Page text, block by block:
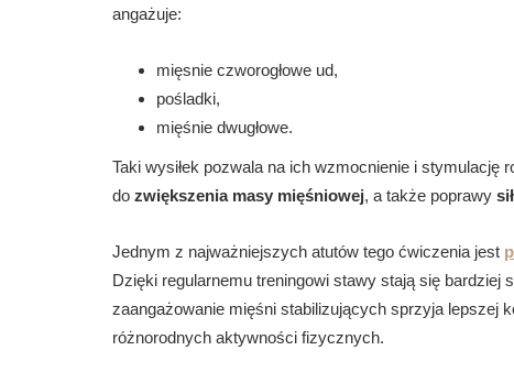
angażuje:
mięsnie czworogłowe ud,
pośladki,
mięśnie dwugłowe.
Taki wysiłek pozwala na ich wzmocnienie i
do zwiększenia masy mięśniowej, a także poprawy
Jednym z najważniejszych atutów tego ćwiczenia jest
Dzięki regularnemu treningowi stawy stają się
zaangażowanie mięśni stabilizujących sprzyja lepszej
różnorodnych aktywności fizycznych.